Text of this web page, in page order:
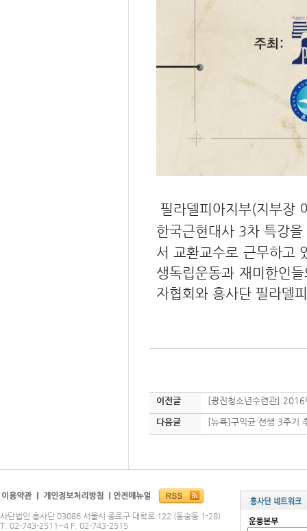
필라델피아지부(지부장
한국근현대사 3차 특강
서 교환교수로 근무하고
생독립운동과 재미한인
자협회와 흥사단 필라델
이전글 [광진청소년수련관] 2016
다음글 [뉴욕]구익균 선생 3주기
사단법인 흥사단 03086 서울시 종로구 대학로 122 (동숭동 1-28)
T. 02-743-2511~4 F. 02-743-2515